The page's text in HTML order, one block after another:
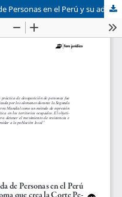
El Delito de Desaparición Forzada de Personas en el Perú y su adecuación al Estatuto de Roma que crea la Corte Penal Internacional